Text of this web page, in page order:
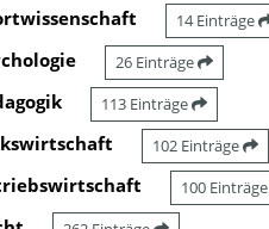
14 Einträge
26 Einträge
113 Einträge
102 Einträge
100 Einträge